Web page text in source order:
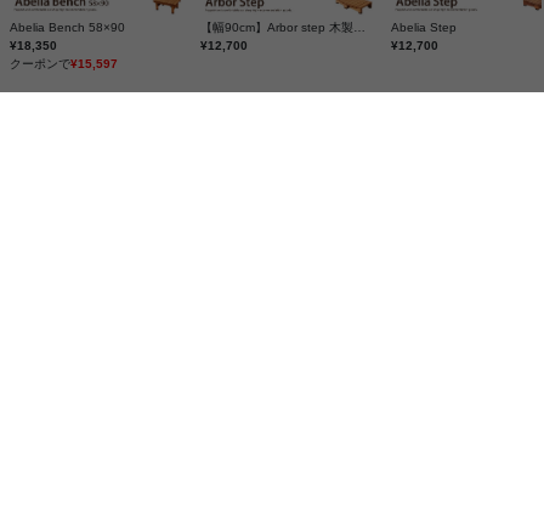
Abelia Bench 58×90
¥18,350
クーポンで¥15,597
【幅90cm】Arbor step 木製ベランダステップ
¥12,700
Abelia Step
¥12,700